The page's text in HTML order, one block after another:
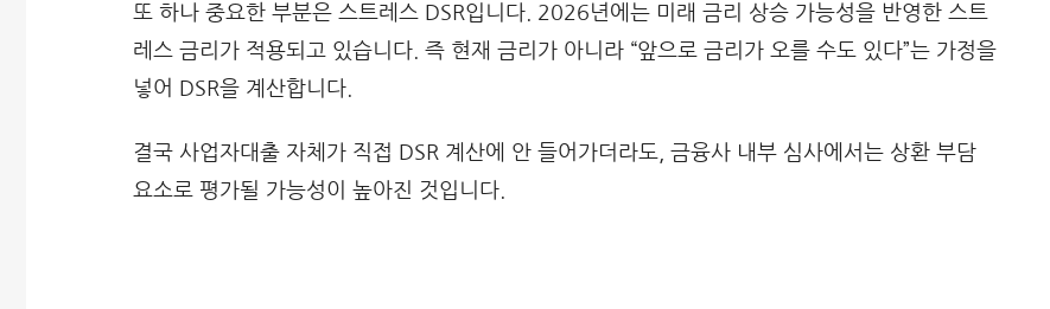
또 하나 중요한 부분은 스트레스 DSR입니다. 2026년에는 미래 금리 상승 가능성을 반영한 스트
레스 금리가 적용되고 있습니다. 즉 현재 금리가 아니라 “앞으로 금리가 오를 수도 있다”는 가정을
넣어 DSR을 계산합니다.
결국 사업자대출 자체가 직접 DSR 계산에 안 들어가더라도, 금융사 내부 심사에서는 상환 부담
요소로 평가될 가능성이 높아진 것입니다.